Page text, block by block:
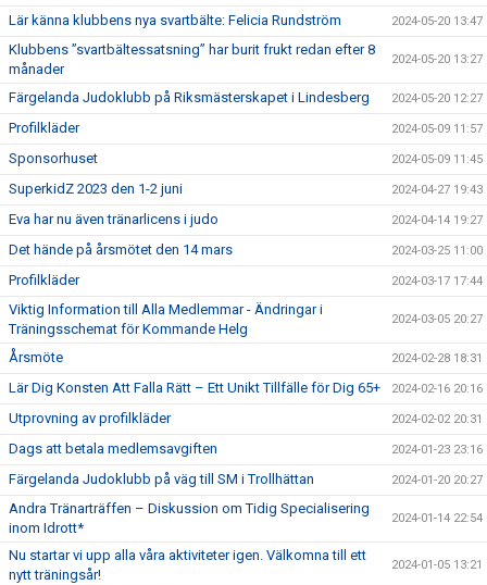
Lär känna klubbens nya svartbälte: Felicia Rundström 2024-05-20 13:47
Klubbens ”svartbältessatsning” har burit frukt redan efter 8
månader
2024-05-20 13:27
Färgelanda Judoklubb på Riksmästerskapet i Lindesberg 2024-05-20 12:27
Profilkläder 2024-05-09 11:57
Sponsorhuset 2024-05-09 11:45
SuperkidZ 2023 den 1-2 juni 2024-04-27 19:43
Eva har nu även tränarlicens i judo 2024-04-14 19:27
Det hände på årsmötet den 14 mars 2024-03-25 11:00
Profilkläder 2024-03-17 17:44
Viktig Information till Alla Medlemmar - Ändringar i
Träningsschemat för Kommande Helg
2024-03-05 20:27
Årsmöte 2024-02-28 18:31
Lär Dig Konsten Att Falla Rätt – Ett Unikt Tillfälle för Dig 65+ 2024-02-16 20:16
Utprovning av profilkläder 2024-02-02 20:31
Dags att betala medlemsavgiften 2024-01-23 23:16
Färgelanda Judoklubb på väg till SM i Trollhättan 2024-01-20 20:27
Andra Tränarträffen – Diskussion om Tidig Specialisering
inom Idrott*
2024-01-14 22:54
Nu startar vi upp alla våra aktiviteter igen. Välkomna till ett
nytt träningsår!
2024-01-05 13:21